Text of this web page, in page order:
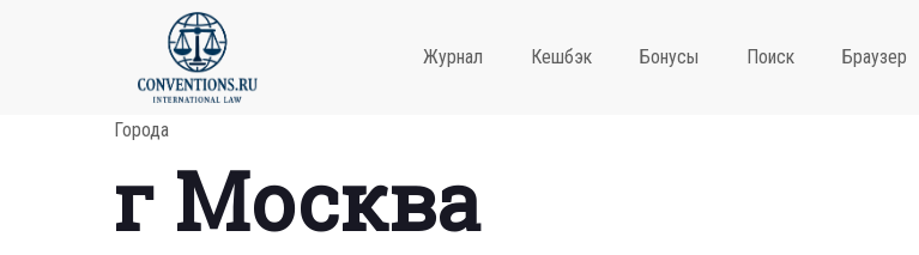
Журнал Кешбэк Бонусы Поиск Браузер
Города
г Москва